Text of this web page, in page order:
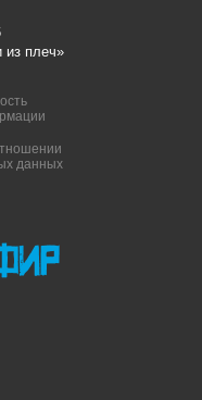
из плеч»
данных